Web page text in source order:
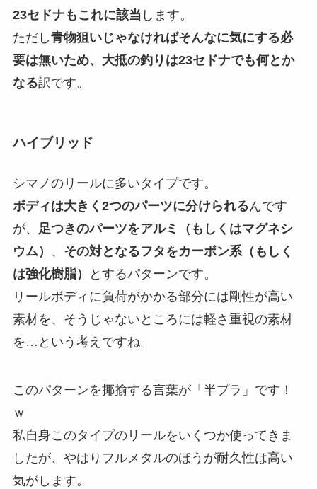
23セドナもこれに該当 します。
ただし青物狙いじゃなければそんなに気にする必
要は無いため、大抵の釣りは23セドナでも何とか
なる訳です。
ハイブリッド
シマノのリールに多いタイプです。
ボディは大きく2つのパーツに分けられるんです
が、 足つきのパーツをアルミ（もしくはマグネシ
ウム）
、 その対となるフタをカーボン系（もしく
は強化樹脂）
とするパターンです。
リールボディに負荷がかかる部分には剛性が高い
素材を、そうじゃないところには軽さ重視の素材
を…という考えですね。
このパターンを揶揄する言葉が「半プラ」です！
ｗ
私自身このタイプのリールをいくつか使ってきま
したが、やはりフルメタルのほうが耐久性は高い
気がします。